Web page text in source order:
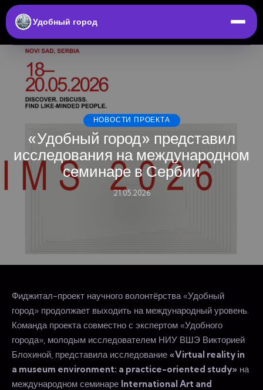
Удобный город
НОВОСТИ ПРОЕКТА
«Удобный город» представил
исследования на международном
семинаре в Сербии
21.05.2026
Фиджитал-проект научного волонтёрства «Удобный
город» продолжает выходить на международный уровень.
Команда проекта совместно с экспертом «Удобного
города», молодым исследователем НИУ ВШЭ Викторией
Блохиной, представила исследование «Virtual reality in
a museum environment: a practice-oriented study» на
международном семинаре International Art and